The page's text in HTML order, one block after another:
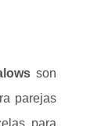
son
parejas